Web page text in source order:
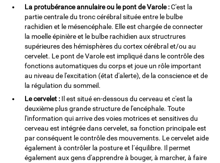
La protubérance annulaire ou le pont de Varole :C'est la
partie centrale du tronc cérébral située entre le bulbe
rachidien et le mésencéphale. Elle est chargée de connecter
la moelle épinière et le bulbe rachidien aux structrures
supérieures des hémisphères du cortex cérébral et/ou au
cervelet. Le pont de Varole est impliqué dans le contrôle des
fonctions automatiques du corps et joue un rôle important
au niveau de l'excitation (état d'alerte), de la conscience et de
la régulation du sommeil.
Le cervelet : Il est situé en-dessous du cerveau et c'est la
deuxième plus grande structure de l'encéphale. Toute
l'information qui arrive des voies motrices et sensitives du
cerveau est intégrée dans cervelet, sa fonction principale est
par conséquent le contrôle des mouvements. Le cervelet aide
également à contrôler la posture et l´équilibre. Il permet
également aux gens d'apprendre à bouger, à marcher, à faire